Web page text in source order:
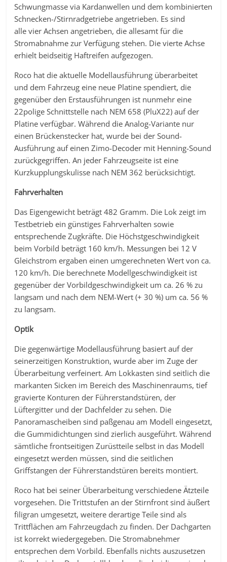
Schwungmasse via Kardanwellen und dem kombinierten
Schnecken-/Stirnradgetriebe angetrieben. Es sind
alle vier Achsen angetrieben, die allesamt für die
Stromabnahme zur Verfügung stehen. Die vierte Achse
erhielt beidseitig Haftreifen aufgezogen.
Roco hat die aktuelle Modellausführung überarbeitet
und dem Fahrzeug eine neue Platine spendiert, die
gegenüber den Erstausführungen ist nunmehr eine
22polige Schnittstelle nach NEM 658 (PluX22) auf der
Platine verfügbar. Während die Analog-Variante nur
einen Brückenstecker hat, wurde bei der Sound-
Ausführung auf einen Zimo-Decoder mit Henning-Sound
zurückgegriffen. An jeder Fahrzeugseite ist eine
Kurzkupplungskulisse nach NEM 362 berücksichtigt.
Fahrverhalten
Das Eigengewicht beträgt 482 Gramm. Die Lok zeigt im
Testbetrieb ein günstiges Fahrverhalten sowie
entsprechende Zugkräfte. Die Höchstgeschwindigkeit
beim Vorbild beträgt 160 km/h. Messungen bei 12 V
Gleichstrom ergaben einen umgerechneten Wert von ca.
120 km/h. Die berechnete Modellgeschwindigkeit ist
gegenüber der Vorbildgeschwindigkeit um ca. 26 % zu
langsam und nach dem NEM-Wert (+ 30 %) um ca. 56 %
zu langsam.
Optik
Die gegenwärtige Modellausführung basiert auf der
seinerzeitigen Konstruktion, wurde aber im Zuge der
Überarbeitung verfeinert. Am Lokkasten sind seitlich die
markanten Sicken im Bereich des Maschinenraums, tief
gravierte Konturen der Führerstandstüren, der
Lüftergitter und der Dachfelder zu sehen. Die
Panoramascheiben sind paßgenau am Modell eingesetzt,
die Gummidichtungen sind zierlich ausgeführt. Während
sämtliche frontseitigen Zurüstteile selbst in das Modell
eingesetzt werden müssen, sind die seitlichen
Griffstangen der Führerstandstüren bereits montiert.
Roco hat bei seiner Überarbeitung verschiedene Ätzteile
vorgesehen. Die Trittstufen an der Stirnfront sind äußert
filigran umgesetzt, weitere derartige Teile sind als
Trittflächen am Fahrzeugdach zu finden. Der Dachgarten
ist korrekt wiedergegeben. Die Stromabnehmer
entsprechen dem Vorbild. Ebenfalls nichts auszusetzen